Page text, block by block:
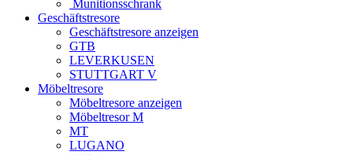
Munitionsschrank
Geschäftstresore
Geschäftstresore anzeigen
GTB
LEVERKUSEN
STUTTGART V
Möbeltresore
Möbeltresore anzeigen
Möbeltresor M
MT
LUGANO